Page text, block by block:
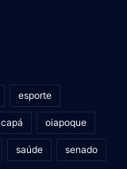
de dados.
esporte
oiapoque
saúde senado